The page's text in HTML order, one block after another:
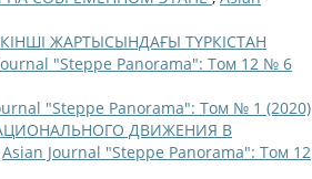
ЖАРТЫСЫНДАҒЫ ТҮРКІСТАН
"Steppe Panorama": Том 12 № 6
"Steppe Panorama": Том № 1 (2020)
ДВИЖЕНИЯ В
Asian Journal "Steppe Panorama": Том 12